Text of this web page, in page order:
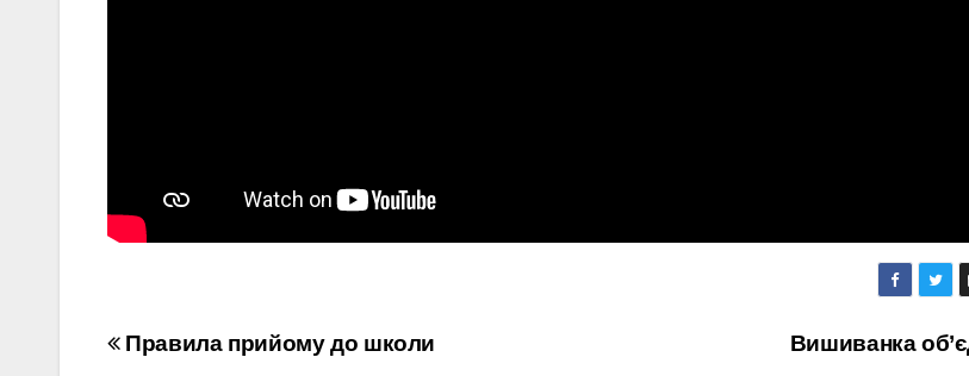
Навігація
Вишиванка
Правила прийому до школи